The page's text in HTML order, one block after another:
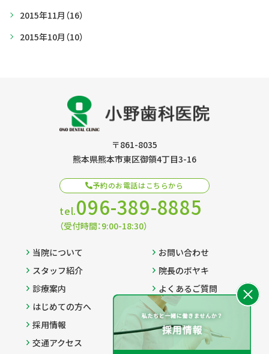
2015年11月 （16）
2015年10月 （10）
〒861-8035
熊本県熊本市東区御領4丁目3-16
予約のお電話はこちらから
tel.096-389-8885
（受付時間：9:00-18:30）
当院について
スタッフ紹介
診療案内
はじめての方へ
採用情報
交通アクセス
お問い合わせ
院長のボヤキ
よくあるご質問
プライバシーポリシー
サイトマップ